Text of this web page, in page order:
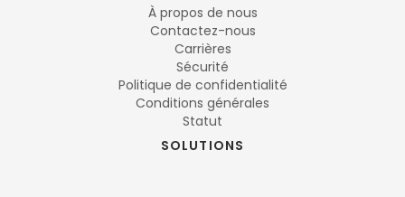
À propos de nous
Contactez-nous
Carrières
Sécurité
Politique de confidentialité
Conditions générales
Statut
SOLUTIONS